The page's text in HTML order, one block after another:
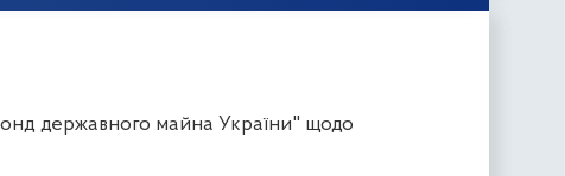
державного майна України" щодо